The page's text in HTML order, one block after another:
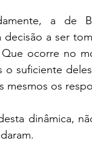
a de
a ser
ocorre no
suficiente
mesmos os
dinâmica,